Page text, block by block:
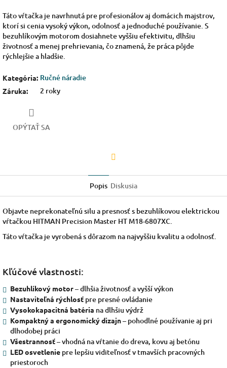
Táto vŕtačka je navrhnutá pre profesionálov aj domácich majstrov,
ktorí si cenia vysoký výkon, odolnosť a jednoduché používanie. S
bezuhlíkovým motorom dosiahnete vyššiu efektivitu, dlhšiu
životnosť a menej prehrievania, čo znamená, že práca pôjde
rýchlejšie a hladšie.
Kategória: Ručné náradie
Záruka: 2 roky
OPÝTAŤ SA
Popis Diskusia
Objavte neprekonateľnú silu a presnosť s bezuhlíkovou elektrickou
vŕtačkou HITMAN Precision Master HT M18-6807XC.
Táto vŕtačka je vyrobená s dôrazom na najvyššiu kvalitu a odolnosť.
Kľúčové vlastnosti:
Bezuhlíkový motor– dlhšia životnosť a vyšší výkon
Nastaviteľná rýchlosť pre presné ovládanie
Vysokokapacitná batéria na dlhšiu výdrž
Kompaktný a ergonomický dizajn– pohodlné používanie aj pri
dlhodobej práci
Všestrannosť– vhodná na vŕtanie do dreva, kovu aj betónu
LED osvetlenie pre lepšiu viditeľnosť v tmavších pracovných
priestoroch